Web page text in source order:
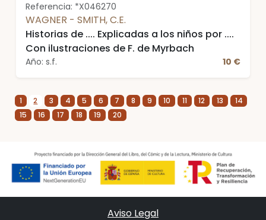
Referencia: *X046270
WAGNER - SMITH, C.E.
Historias de .... Explicadas a los niños por ....
Con ilustraciones de F. de Myrbach
Año: s.f. 10 €
1 2 3 4 5 6 7 8 9 10 11 12 13
14
15
16 17 18 19 20
Aviso Legal